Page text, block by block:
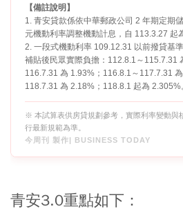
【備註說明】
1. 青安貸款係依中華郵政公司 2 年期定期
元機動利率調整機動計息，自 113.3.27 起
2. 一段式機動利率 109.12.31 以前撥貸基
補貼後民眾實際負擔：112.8.1～115.7.31
116.7.31 為 1.93%；116.8.1～117.7.31
118.7.31 為 2.18%；118.8.1 起為 2.305%
※ 本試算表供房貸規劃參考，實際利率變動與
行最新規範為準。
今周刊 製作| BUSINESS TODAY
青安3.0重點如下：